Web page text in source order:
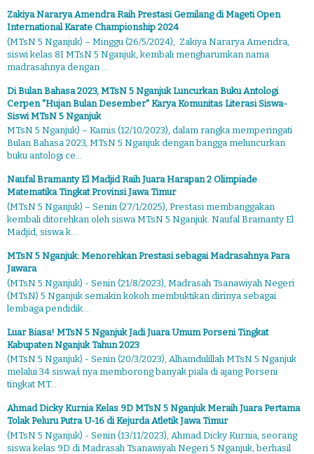
Zakiya Nararya Amendra Raih Prestasi Gemilang di Mageti Open
International Karate Championship 2024
(MTsN 5 Nganjuk) – Minggu (26/5/2024), Zakiya Nararya Amendra,
siswi kelas 8I MTsN 5 Nganjuk, kembali mengharumkan nama
madrasahnya dengan ...
Di Bulan Bahasa 2023, MTsN 5 Nganjuk Luncurkan Buku Antologi
Cerpen "Hujan Bulan Desember" Karya Komunitas Literasi Siswa-
Siswi MTsN 5 Nganjuk
MTsN 5 Nganjuk) – Kamis (12/10/2023), dalam rangka memperingati
Bulan Bahasa 2023, MTsN 5 Nganjuk dengan bangga meluncurkan
buku antologi ce...
Naufal Bramanty El Madjid Raih Juara Harapan 2 Olimpiade
Matematika Tingkat Provinsi Jawa Timur
(MTsN 5 Nganjuk) – Senin (27/1/2025), Prestasi membanggakan
kembali ditorehkan oleh siswa MTsN 5 Nganjuk. Naufal Bramanty El
Madjid, siswa k...
MTsN 5 Nganjuk: Menorehkan Prestasi sebagai Madrasahnya Para
Jawara
(MTsN 5 Nganjuk) - Senin (21/8/2023), Madrasah Tsanawiyah Negeri
(MTsN) 5 Nganjuk semakin kokoh membuktikan dirinya sebagai
lembaga pendidik...
Luar Biasa! MTsN 5 Nganjuk Jadi Juara Umum Porseni Tingkat
Kabupaten Nganjuk Tahun 2023
(MTsN 5 Nganjuk) - Senin (20/3/2023), Alhamdulillah MTsN 5 Nganjuk
melalui 34 siswa/i nya memborong banyak piala di ajang Porseni
tingkat MT...
Ahmad Dicky Kurnia Kelas 9D MTsN 5 Nganjuk Meraih Juara Pertama
Tolak Peluru Putra U-16 di Kejurda Atletik Jawa Timur
(MTsN 5 Nganjuk) - Senin (13/11/2023), Ahmad Dicky Kurnia, seorang
siswa kelas 9D di Madrasah Tsanawiyah Negeri 5 Nganjuk, berhasil